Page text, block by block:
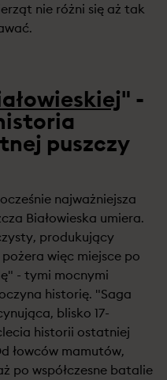
nie różni się aż tak
" -
puszczy
najważniejsza
Białowieska umiera.
produkujący
więc miejsce po
- tymi mocnymi
historię. "Saga
blisko 17-
historii ostatniej
łowców mamutów,
po współczesne batalie